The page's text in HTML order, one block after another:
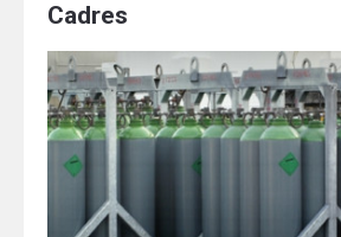
Cadres